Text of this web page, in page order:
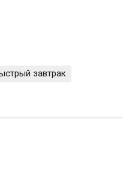
завтрак